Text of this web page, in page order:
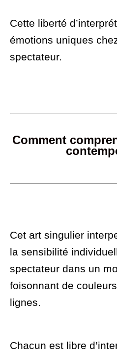
Cette liberté
émotions uniques
spectateur.
Comment
Cet art singulier
la sensibilité
spectateur dans un
foisonnant de
lignes.
Chacun est libre